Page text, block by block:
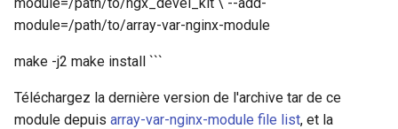
module=/path/to/array-var-nginx-module
make -j2 make install ```
Téléchargez la dernière version de l'archive tar de ce
module depuis array-var-nginx-module file list, et la